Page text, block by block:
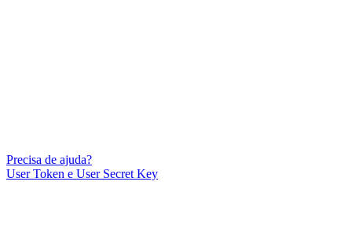
Precisa de ajuda?
User Token e User Secret Key